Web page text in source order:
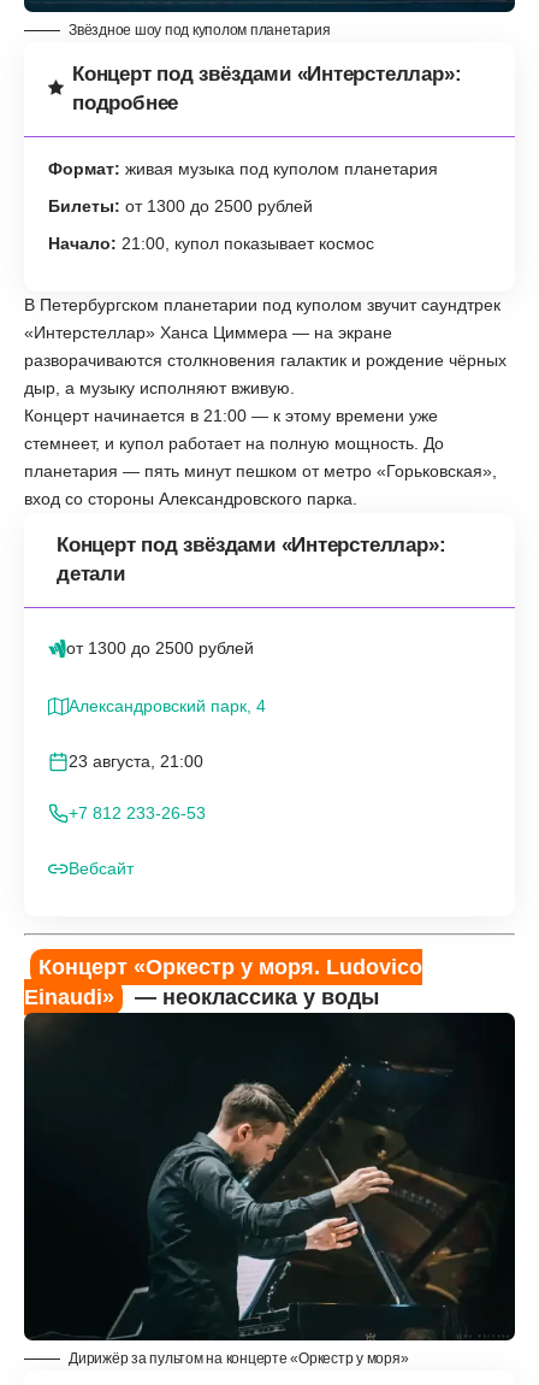
Звёздное шоу под куполом планетария
Концерт под звёздами «Интерстеллар»:
подробнее
Формат: живая музыка под куполом планетария
Билеты: от 1300 до 2500 рублей
Начало: 21:00, купол показывает космос
В Петербургском планетарии под куполом звучит саундтрек
«Интерстеллар» Ханса Циммера — на экране
разворачиваются столкновения галактик и рождение чёрных
дыр, а музыку исполняют вживую.
Концерт начинается в 21:00 — к этому времени уже
стемнеет, и купол работает на полную мощность. До
планетария — пять минут пешком от метро «Горьковская»,
вход со стороны Александровского парка.
Концерт под звёздами «Интерстеллар»:
детали
от 1300 до 2500 рублей
Александровский парк, 4
23 августа, 21:00
+7 812 233-26-53
Вебсайт
Концерт «Оркестр у моря. Ludovico
Einaudi»
— неоклассика у воды
Дирижёр за пультом на концерте «Оркестр у моря»